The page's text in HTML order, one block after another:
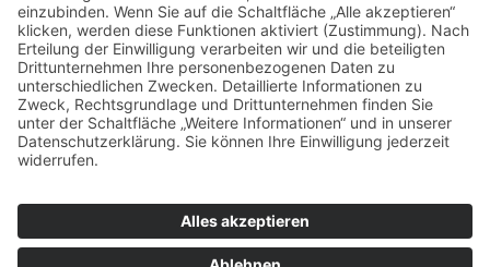
AGB
Datenschutz
Deutsch Österreich Schweiz